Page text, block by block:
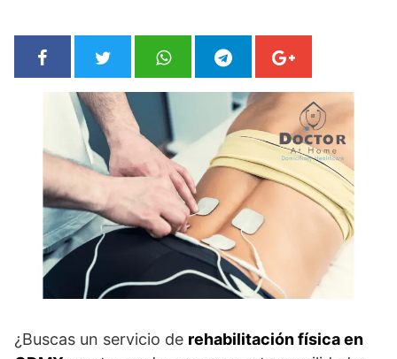
¿Buscas un servicio de rehabilitación física en